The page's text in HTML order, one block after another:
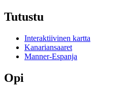
Tutustu
Interaktiivinen kartta
Kanariansaaret
Manner-Espanja
Opi